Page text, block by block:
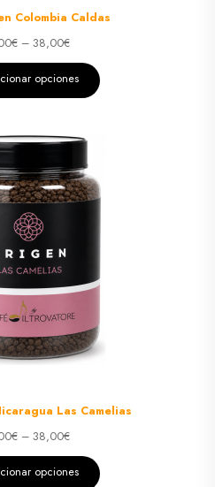
Colombia Caldas
€– 38,00€
opciones
Las Camelias
€ – 38,00€
opciones